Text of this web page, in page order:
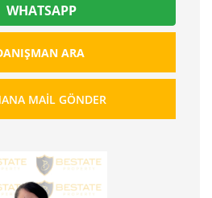
WHATSAPP
ARA
MAIL GÖNDER